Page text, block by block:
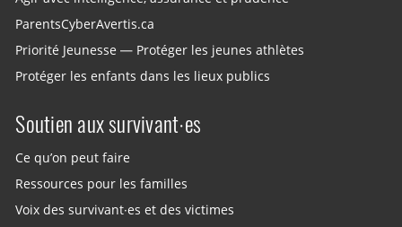
ParentsCyberAvertis.ca
Priorité Jeunesse — Protéger les jeunes athlètes
Protéger les enfants dans les lieux publics
Soutien aux survivant·es
Ce qu’on peut faire
Ressources pour les familles
Voix des survivant·es et des victimes